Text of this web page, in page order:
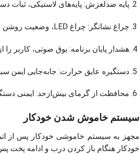
پایه ضدلغزش: پایه‌های لاستیکی، ثبات
چراغ نشانگر: چراغ LED، وضعیت روشن بودن دستگاه را نشان می‌دهد.
هشدار پایان برنامه: بوق صوتی، کاربر
دستگیره عایق حرارت: جابه‌جایی ایمن
محافظت از گرمای بیش‌ازحد: ایمنی
سیستم خاموش شدن خودکار
مجهز به سیستم خاموشی خودکار پس از
خودکار هنگام باز کردن درب و ادامه پخت